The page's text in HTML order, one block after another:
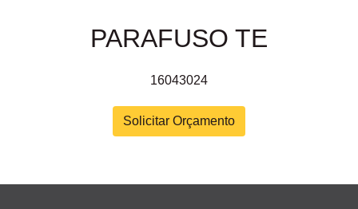
PARAFUSO TE
16043024
Solicitar Orçamento